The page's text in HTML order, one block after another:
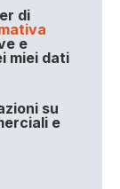
di
e
miei dati
su
e